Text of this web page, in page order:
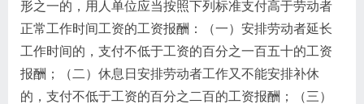
形之一的，用人单位应当按照下列标准支付高于劳动者
正常工作时间工资的工资报酬：（一）安排劳动者延长
工作时间的，支付不低于工资的百分之一百五十的工资
报酬；（二）休息日安排劳动者工作又不能安排补休
的，支付不低于工资的百分之二百的工资报酬；（三）